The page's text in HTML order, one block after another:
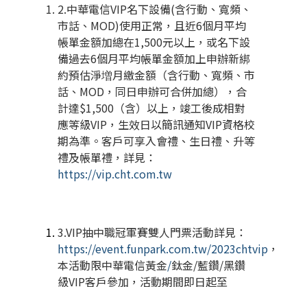
2.中華電信VIP名下設備(含行動、寬頻、
市話、 MOD)使用正常，且近6個月平均
帳單金額加總在1,500元以上，或名下設
備過去6個月平均帳單金額加上申辦新綁
約預估淨増月繳金額（含行動、寬頻、市
話、 MOD ，同日申辦可合併加總），合
計達$1,500 （含）以上，竣工後成相對
應等級VIP ，生效日以簡訊通知VIP資格校
期為準。客戶可享入會禮、生日禮、升等
禮及帳單禮，詳見：
https://vip.cht.com.tw
3.VIP抽中職冠軍賽雙人門票活動詳見：
https://event.funpark.com.tw/2023chtvip ，
本活動限中華電信黃金/鈦金/藍鑽/黑鑽
級VIP客戶參加，活動期間即日起至